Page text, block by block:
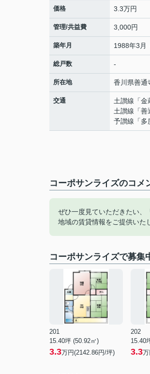
価格 3.3万円
管理/共益費 3,000円
築年月 1988年3月
総戸数 -
所在地 香川県善通
交通 土讃線 「金
土讃線 「善
予讃線 「多
コーポサンライズのコメ
ぜひ一度見ていただきたい、
地域の賃貸情報をご提供いた
コーポサンライズで募集
201
15.40坪 (50.92㎡)
3.3万円(2142.86円/坪)
202
15.40
3.3